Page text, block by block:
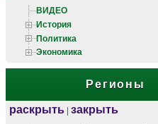
ВИДЕО
История
Политика
Экономика
Регионы
раскрыть | закрыть